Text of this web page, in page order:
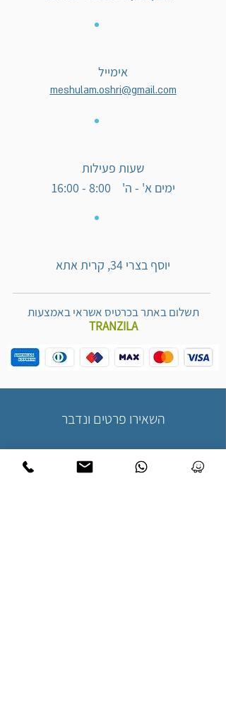
אימייל
meshulam.oshri@gmail.com
שעות פעילות
ימים א' - ה' 8:00 - 16:00
יוסף בצרי 34, קרית אתא
תשלום באתר בכרטיס אשראי באמצעות
TRANZILA
השאירו פרטים ונדבר